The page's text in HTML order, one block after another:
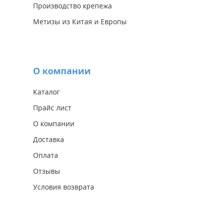
Производство крепежа
Метизы из Китая и Европы
О компании
Каталог
Прайс лист
О компании
Доставка
Оплата
Отзывы
Условия возврата